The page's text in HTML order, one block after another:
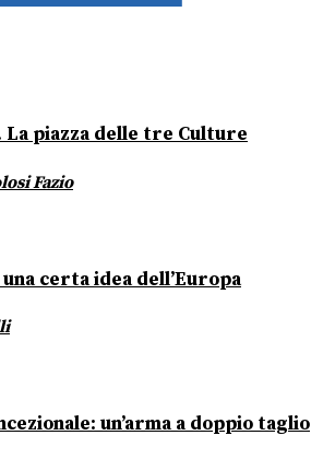
piazza delle tre Culture
Fazio
certa idea dell’Europa
un’arma a doppio taglio